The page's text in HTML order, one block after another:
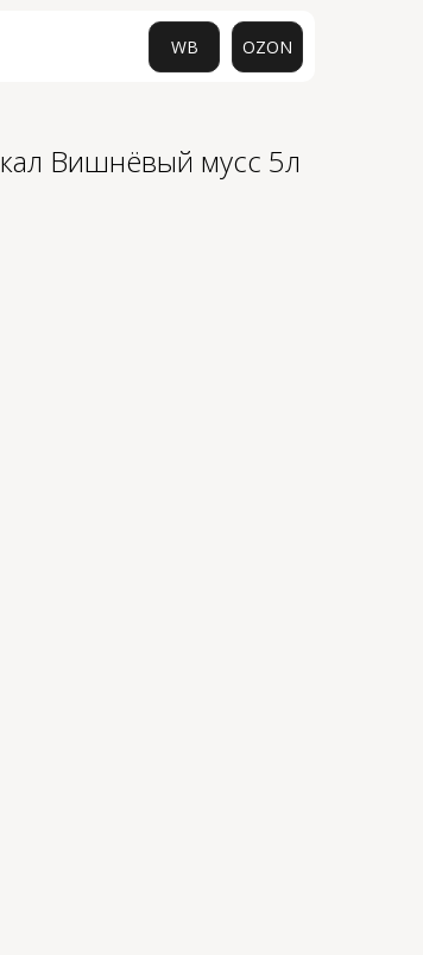
WB OZON
0
Вишнёвый мусс 5л